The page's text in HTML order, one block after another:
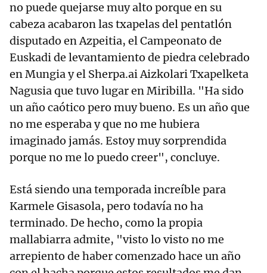
no puede quejarse muy alto porque en su
cabeza acabaron las txapelas del pentatlón
disputado en Azpeitia, el Campeonato de
Euskadi de levantamiento de piedra celebrado
en Mungia y el Sherpa.ai Aizkolari Txapelketa
Nagusia que tuvo lugar en Miribilla. "Ha sido
un año caótico pero muy bueno. Es un año que
no me esperaba y que no me hubiera
imaginado jamás. Estoy muy sorprendida
porque no me lo puedo creer", concluye.
Está siendo una temporada increíble para
Karmele Gisasola, pero todavía no ha
terminado. De hecho, como la propia
mallabiarra admite, "visto lo visto no me
arrepiento de haber comenzado hace un año